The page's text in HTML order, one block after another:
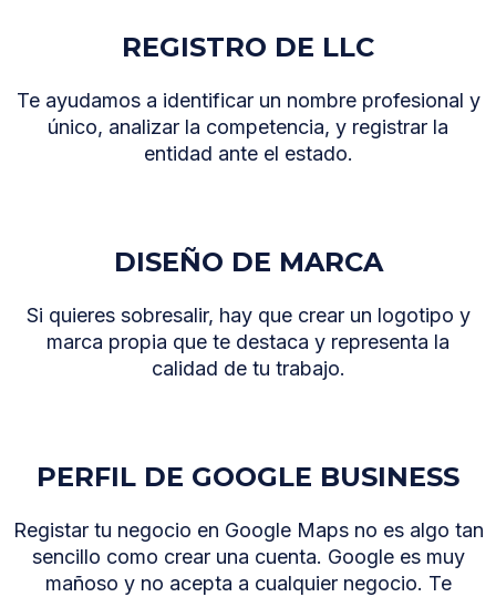
REGISTRO DE LLC
Te ayudamos a identificar un nombre profesional y
único, analizar la competencia, y registrar la
entidad ante el estado.
DISEÑO DE MARCA
Si quieres sobresalir, hay que crear un logotipo y
marca propia que te destaca y representa la
calidad de tu trabajo.
PERFIL DE GOOGLE BUSINESS
Registar tu negocio en Google Maps no es algo tan
sencillo como crear una cuenta. Google es muy
mañoso y no acepta a cualquier negocio. Te